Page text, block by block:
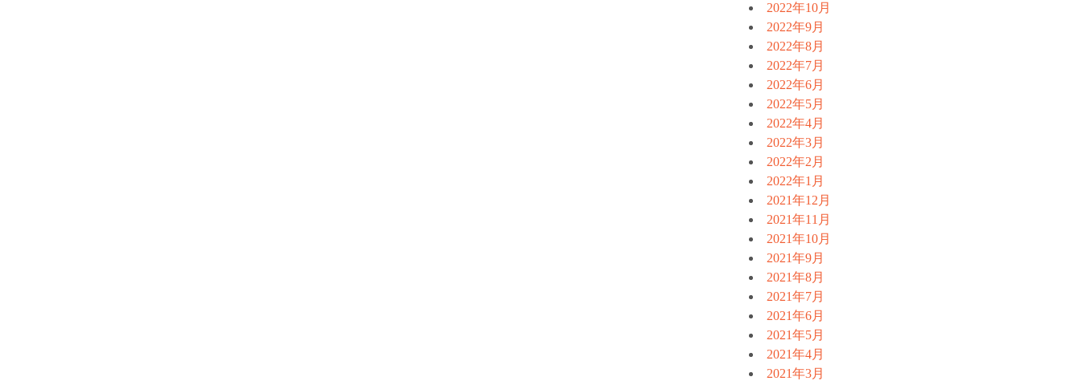
2022年10月
2022年9月
2022年8月
2022年7月
2022年6月
2022年5月
2022年4月
2022年3月
2022年2月
2022年1月
2021年12月
2021年11月
2021年10月
2021年9月
2021年8月
2021年7月
2021年6月
2021年5月
2021年4月
2021年3月